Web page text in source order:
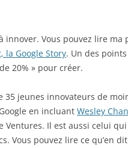
innover. Vous pouvez lire
la Google Story. Un des
20% » pour créer.
35 jeunes innovateurs de
en incluant Wesley Chan
Ventures. Il est aussi celui
Vous pouvez lire ce qu’en